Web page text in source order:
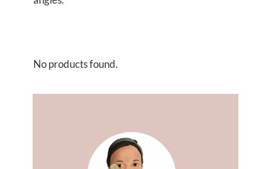
No products found.